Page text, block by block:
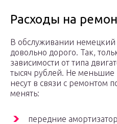
Расходы на
В обслуживании немецкий
довольно дорого. Так,
зависимости от типа
тысяч рублей. Не меньшие
несут в связи с ремонтом
менять:
передние